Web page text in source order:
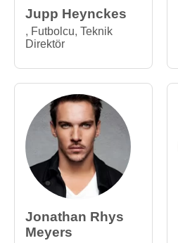
Jupp Heynckes
, Futbolcu, Teknik
Direktör
Jonathan Rhys
Meyers